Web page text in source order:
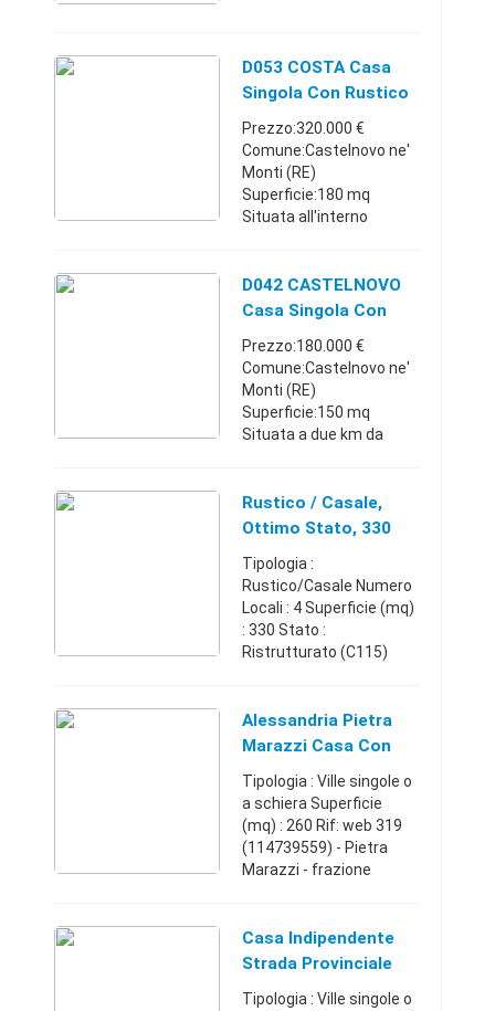
bagno, magazzino,
garage, posto auto ...
D053 COSTA Casa
Singola Con Rustico
E Giardino
Prezzo:320.000 €
Comune:Castelnovo ne'
Monti (RE)
Superficie:180 mq
Situata all'interno
Castelnovo ne' Monti, in
zona comodissima alla
D042 CASTELNOVO
Casa Singola Con
Terrazza Coperta
Prezzo:180.000 €
Comune:Castelnovo ne'
Monti (RE)
Superficie:150 mq
Situata a due km da
circostante la pietra di
Bismantova, casa
Rustico / Casale,
Ottimo Stato, 330
Mq, Pietra Marazzi
Tipologia :
Rustico/Casale Numero
Locali : 4 Superficie (mq)
: 330 Stato :
Ristrutturato (C115)
tre lati collinare
panoramica non isolata
terre ...
Alessandria Pietra
Marazzi Casa Con
Giardino E
Dependance
Tipologia : Ville singole o
a schiera Superficie
(mq) : 260 Rif: web 319
(114739559) - Pietra
Marazzi - frazione
bifamiliare composta da
due unità ab ...
Casa Indipendente
Strada Provinciale
80, Pietra Marazzi
Tipologia : Ville singole o